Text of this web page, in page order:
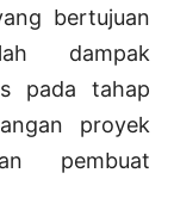
bertujuan
dampak
pada tahap
proyek
pembuat